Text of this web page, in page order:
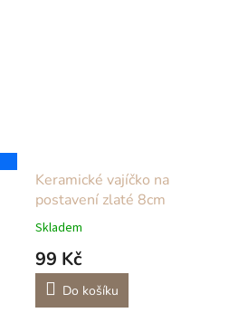
Keramické vajíčko na
postavení zlaté 8cm
Skladem
99 Kč
Do košíku